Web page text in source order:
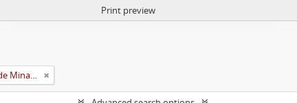
Print preview
Universidade Rural do Estado de Minas Gerais (Uremg)